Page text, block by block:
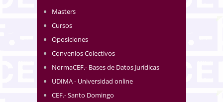
Masters
Cursos
Oposiciones
Convenios Colectivos
NormaCEF.- Bases de Datos Jurídicas
UDIMA - Universidad online
CEF.- Santo Domingo